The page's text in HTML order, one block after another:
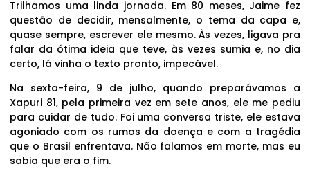
Trilhamos uma linda jornada. Em 80 meses, Jaime fez
questão de decidir, mensalmente, o tema da capa e,
quase sempre, escrever ele mesmo. Às vezes, ligava pra
falar da ótima ideia que teve, às vezes sumia e, no dia
certo, lá vinha o texto pronto, impecável.
Na sexta-feira, 9 de julho, quando preparávamos a
Xapuri 81, pela primeira vez em sete anos, ele me pediu
para cuidar de tudo. Foi uma conversa triste, ele estava
agoniado com os rumos da doença e com a tragédia
que o Brasil enfrentava. Não falamos em morte, mas eu
sabia que era o fim.